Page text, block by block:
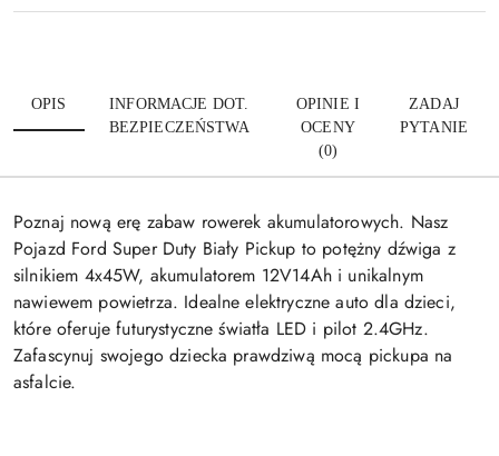
OPIS
INFORMACJE DOT.
BEZPIECZEŃSTWA
OPINIE I
OCENY
(0)
ZADAJ
PYTANIE
Poznaj nową erę zabaw rowerek akumulatorowych. Nasz
Pojazd Ford Super Duty Biały Pickup to potężny dźwiga z
silnikiem 4x45W, akumulatorem 12V14Ah i unikalnym
nawiewem powietrza. Idealne elektryczne auto dla dzieci,
które oferuje futurystyczne światła LED i pilot 2.4GHz.
Zafascynuj swojego dziecka prawdziwą mocą pickupa na
asfalcie.